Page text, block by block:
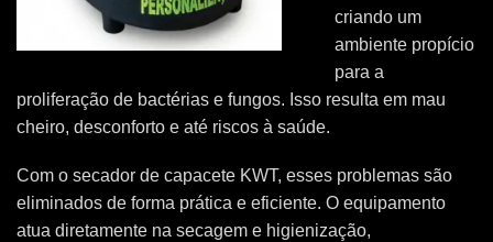
criando um
ambiente propício
para a
proliferação de bactérias e fungos. Isso resulta em mau
cheiro, desconforto e até riscos à saúde.
Com o secador de capacete KWT, esses problemas são
eliminados de forma prática e eficiente. O equipamento
atua diretamente na secagem e higienização,